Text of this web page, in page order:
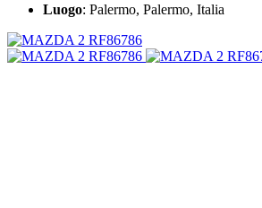
Luogo: Palermo, Palermo, Italia